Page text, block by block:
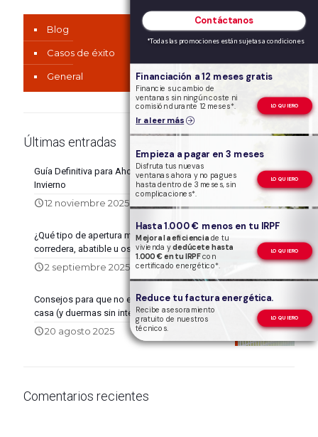
Blog
Casos de éxito
General
Últimas entradas
Guía Definitiva para Ahorrar Energía este
Invierno
12 noviembre 2025
0
¿Qué tipo de apertura me conviene más:
corredera, abatible u oscilobatiente?
2 septiembre 2025
0
Consejos para que no entren los mosquitos en
casa (y duermas sin interrupciones)
20 agosto 2025
Comentarios recientes
Contáctanos
*Todas las promociones están sujetas a condiciones
Financiación a 12 meses gratis
Financie su cambio de
ventanas sin ningún coste ni
comisión durante 12 meses*.
Ir a leer más
LO QUIERO
Empieza a pagar en 3 meses
Disfruta tus nuevas
ventanas ahora y no pagues
hasta dentro de 3 meses, sin
complicaciones*.
LO QUIERO
Hasta 1.000 € menos en tu IRPF
Mejora la eficiencia de tu
vivienda ydedúcete hasta
1.000 € en tu IRPFcon
certificado energético*.
LO QUIERO
Reduce tu factura energética.
Recibe asesoramiento
gratuito de nuestros
técnicos.
LO QUIERO